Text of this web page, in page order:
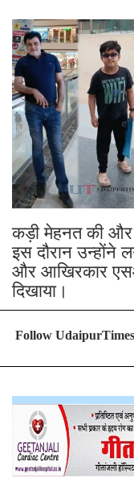
कड़ी मेहनत की और
इस दौरान उन्होंने
और आखिरकार
दिखाया।
Follow